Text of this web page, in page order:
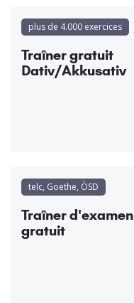
plus de 4.000 exercices
Traîner gratuit
Dativ/Akkusativ
telc, Goethe, ÖSD
Traîner d'examen
gratuit